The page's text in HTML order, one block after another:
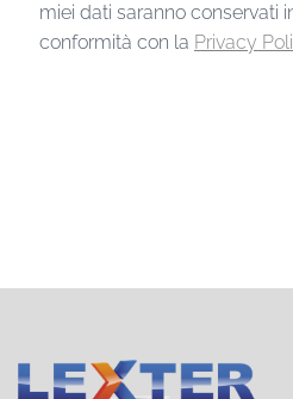
miei dati saranno conservati
conformità con la Privacy